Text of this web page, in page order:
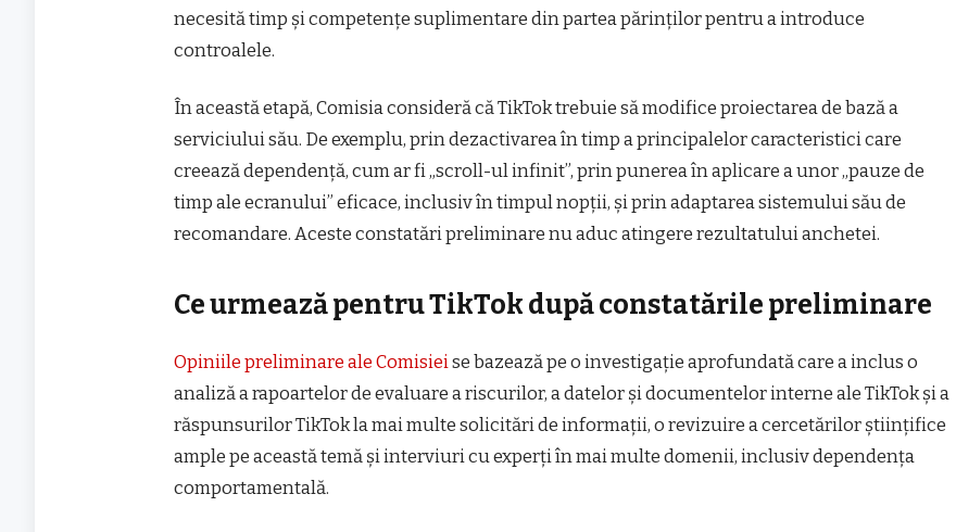
necesită timp şi competenţe suplimentare din partea părinţilor pentru a introduce
controalele.
În această etapă, Comisia consideră că TikTok trebuie să modifice proiectarea de bază a
serviciului său. De exemplu, prin dezactivarea în timp a principalelor caracteristici care
creează dependenţă, cum ar fi „scroll-ul infinit”, prin punerea în aplicare a unor „pauze de
timp ale ecranului” eficace, inclusiv în timpul nopţii, şi prin adaptarea sistemului său de
recomandare. Aceste constatări preliminare nu aduc atingere rezultatului anchetei.
Ce urmează pentru TikTok după constatările preliminare
Opiniile preliminare ale Comisiei se bazează pe o investigaţie aprofundată care a inclus o
analiză a rapoartelor de evaluare a riscurilor, a datelor şi documentelor interne ale TikTok şi a
răspunsurilor TikTok la mai multe solicitări de informaţii, o revizuire a cercetărilor ştiinţifice
ample pe această temă şi interviuri cu experţi în mai multe domenii, inclusiv dependenţa
comportamentală.